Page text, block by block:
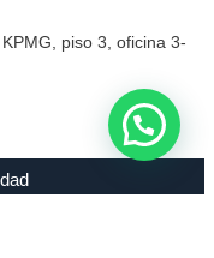
piso 3, oficina 3-